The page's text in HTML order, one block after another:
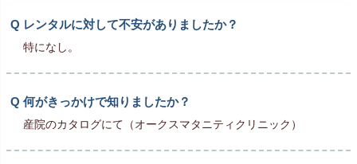
レンタルに対して不安がありましたか？
特になし。
何がきっかけで知りましたか？
産院のカタログにて（オークスマタニティクリニック）